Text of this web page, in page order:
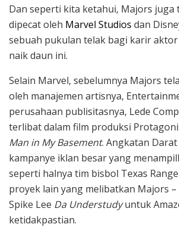
Dan seperti kita ketahui, Majors juga
dipecat oleh Marvel Studios dan
sebuah pukulan telak bagi karir
naik daun ini.
Selain Marvel, sebelumnya Majors
oleh manajemen artisnya,
perusahaan publisitasnya, Lede
terlibat dalam film produksi
Man in My Basement. Angkatan
kampanye iklan besar yang
seperti halnya tim bisbol Texas
proyek lain yang melibatkan Majors
Spike Lee Da Understudyuntuk
ketidakpastian.